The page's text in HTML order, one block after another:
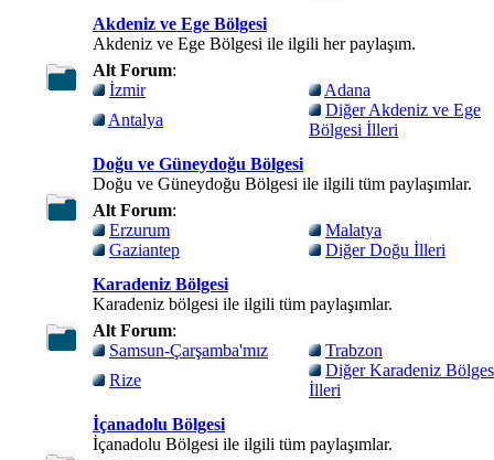
Akdeniz ve Ege Bölgesi
Akdeniz ve Ege Bölgesi ile ilgili her paylaşım.
Alt Forum:
İzmir
Adana
Antalya
Diğer Akdeniz ve Ege
Bölgesi İlleri
Doğu ve Güneydoğu Bölgesi
Doğu ve Güneydoğu Bölgesi ile ilgili tüm paylaşımlar.
Alt Forum:
Erzurum
Malatya
Gaziantep
Diğer Doğu İlleri
Karadeniz Bölgesi
Karadeniz bölgesi ile ilgili tüm paylaşımlar.
Alt Forum:
Samsun-Çarşamba'mız
Trabzon
Rize
Diğer Karadeniz
İlleri
İçanadolu Bölgesi
İçanadolu Bölgesi ile ilgili tüm paylaşımlar.